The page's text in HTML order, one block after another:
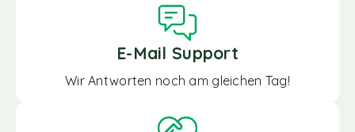
E-Mail Support
Wir Antworten noch am gleichen Tag!